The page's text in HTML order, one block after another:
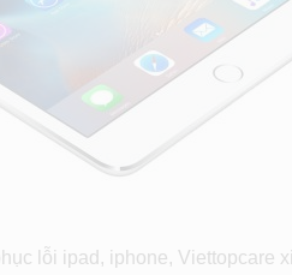
lỗi ipad, iphone, Viettopcare